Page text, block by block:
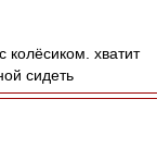
колёсиком. хватит
сидеть